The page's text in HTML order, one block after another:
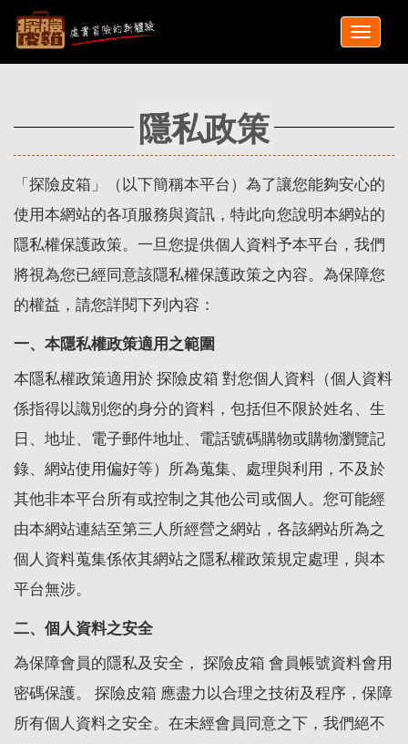
隱私政策
「探險皮箱」（以下簡稱本平台）為了讓您能夠安心的
使用本網站的各項服務與資訊，特此向您說明本網站的
隱私權保護政策。一旦您提供個人資料予本平台，我們
將視為您已經同意該隱私權保護政策之內容。為保障您
的權益，請您詳閱下列內容：
一、本隱私權政策適用之範圍
本隱私權政策適用於 探險皮箱 對您個人資料（個人資料
係指得以識別您的身分的資料，包括但不限於姓名、生
日、地址、電子郵件地址、電話號碼購物或購物瀏覽記
錄、網站使用偏好等）所為蒐集、處理與利用，不及於
其他非本平台所有或控制之其他公司或個人。您可能經
由本網站連結至第三人所經營之網站，各該網站所為之
個人資料蒐集係依其網站之隱私權政策規定處理，與本
平台無涉。
二、個人資料之安全
為保障會員的隱私及安全， 探險皮箱 會員帳號資料會用
密碼保護。 探險皮箱 應盡力以合理之技術及程序，保障
所有個人資料之安全。在未經會員同意之下，我們絕不